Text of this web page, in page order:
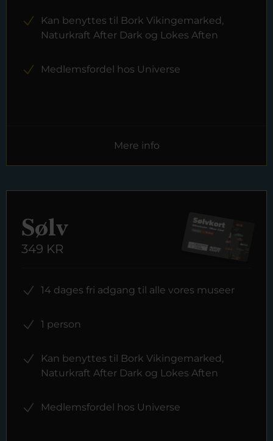
Kan benyttes til Bork Vikingemarked,
Naturkraft After Dark og Lokes Aften
Medlemsfordel hos Universe
Mere info
Sølv
349 KR
14 dages fri adgang til alle vores museer
1 person
Kan benyttes til Bork Vikingemarked,
Naturkraft After Dark og Lokes Aften
Medlemsfordel hos Universe